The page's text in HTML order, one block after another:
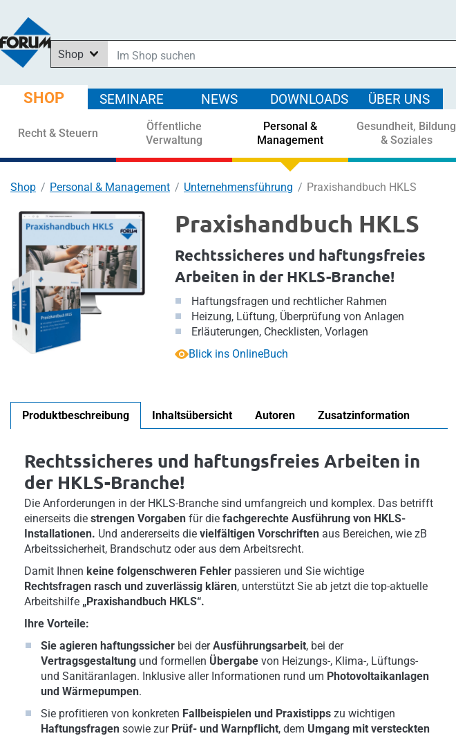
Shop
In News suchen
In Downloads suchen
In Seminaren suchen
SHOP SEMINARE NEWS DOWNLOADS ÜBER UNS
Recht & Steuern
Öffentliche
Verwaltung
Personal &
Management
Gesundheit, Bildung
& Soziales
Shop Personal & Management Unternehmensführung Praxishandbuch HKLS
Praxishandbuch HKLS
Rechtssicheres und haftungsfreies
Arbeiten in der HKLS-Branche!
Haftungsfragen und rechtlicher Rahmen
Heizung, Lüftung, Überprüfung von Anlagen
Erläuterungen, Checklisten, Vorlagen
Blick ins OnlineBuch
Produktbeschreibung Inhaltsübersicht Autoren Zusatzinformation
Rechtssicheres und haftungsfreies Arbeiten in
der HKLS-Branche!
Die Anforderungen in der HKLS-Branche sind umfangreich und komplex. Das betrifft
einerseits die strengen Vorgaben für die fachgerechte Ausführung von HKLS-
Installationen. Und andererseits die vielfältigen Vorschriften aus Bereichen, wie zB
Arbeitssicherheit, Brandschutz oder aus dem Arbeitsrecht.
Damit Ihnen keine folgenschweren Fehler passieren und Sie wichtige
Rechtsfragen rasch und zuverlässig klären, unterstützt Sie ab jetzt die top-aktuelle
Arbeitshilfe „Praxishandbuch HKLS“.
Ihre Vorteile:
Sie agieren haftungssicher bei derAusführungsarbeit, bei der
Vertragsgestaltung und formellen Übergabe von Heizungs-, Klima-, Lüftungs-
und Sanitäranlagen. Inklusive aller Informationen rund um Photovoltaikanlagen
und Wärmepumpen.
Sie profitieren von konkreten Fallbeispielen und Praxistipps zu wichtigen
Haftungsfragen sowie zur Prüf- und Warnpflicht, dem Umgang mit versteckten